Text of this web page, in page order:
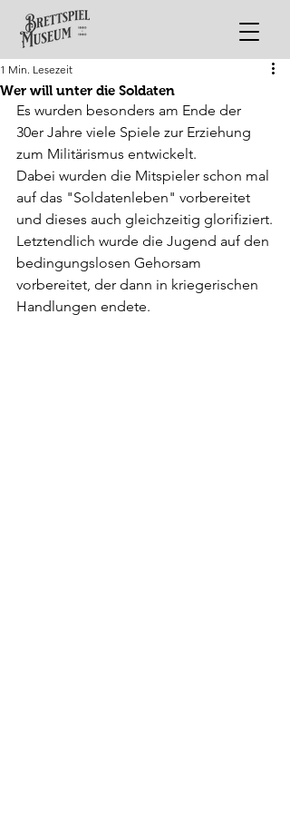
Wer will unter die Soldaten
1 Min. Lesezeit
Es wurden besonders am Ende der
30er Jahre viele Spiele zur Erziehung
zum Militärismus entwickelt.
Dabei wurden die Mitspieler schon mal
auf das "Soldatenleben" vorbereitet
und dieses auch gleichzeitig glorifiziert.
Letztendlich wurde die Jugend auf den
bedingungslosen Gehorsam
vorbereitet, der dann in kriegerischen
Handlungen endete.